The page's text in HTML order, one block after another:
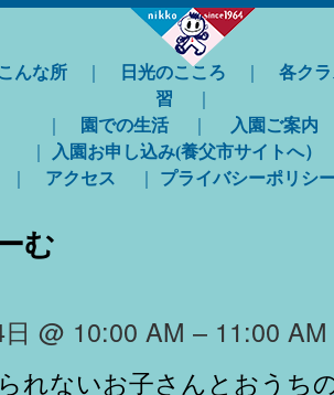
んな所 日光のこころ
各ク
習
園での生活 入園ご案内
入園お申し込み(養父市サイトへ）
アクセス プライバシーポリシ
む
@ 10:00 AM – 11:00 AM
れないお子さんとおうち